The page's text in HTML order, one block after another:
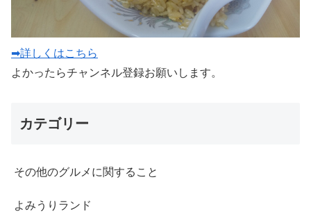
➡詳しくはこちら
よかったらチャンネル登録お願いします。
カテゴリー
その他のグルメに関すること
よみうりランド